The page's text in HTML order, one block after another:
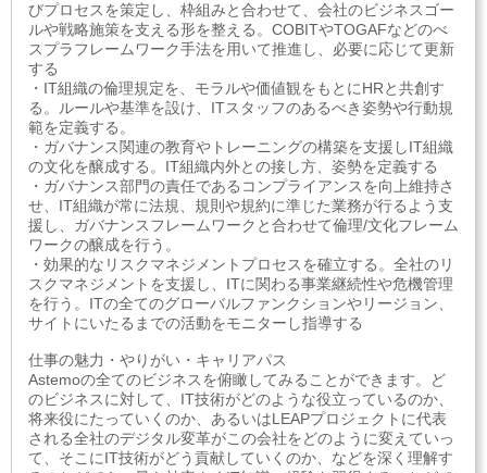
びプロセスを策定し、枠組みと合わせて、会社のビジネスゴー
ルや戦略施策を支える形を整える。COBITやTOGAFなどのべ
スプラフレームワーク手法を用いて推進し、必要に応じて更新
する
・IT組織の倫理規定を、モラルや価値観をもとにHRと共創す
る。ルールや基準を設け、ITスタッフのあるべき姿勢や行動規
範を定義する。
・ガバナンス関連の教育やトレーニングの構築を支援しIT組織
の文化を醸成する。IT組織内外との接し方、姿勢を定義する
・ガバナンス部門の責任であるコンプライアンスを向上維持さ
せ、IT組織が常に法規、規則や規約に準じた業務が行るよう支
援し、ガバナンスフレームワークと合わせて倫理/文化フレーム
ワークの醸成を行う。
・効果的なリスクマネジメントプロセスを確立する。全社のリ
スクマネジメントを支援し、ITに関わる事業継続性や危機管理
を行う。ITの全てのグローバルファンクションやリージョン、
サイトにいたるまでの活動をモニターし指導する
仕事の魅力・やりがい・キャリアパス
Astemoの全てのビジネスを俯瞰してみることができます。ど
のビジネスに対して、IT技術がどのような役立っているのか、
将来役にたっていくのか、あるいはLEAPプロジェクトに代表
される全社のデジタル変革がこの会社をどのように変えていっ
て、そこにIT技術がどう貢献していくのか、などを深く理解す